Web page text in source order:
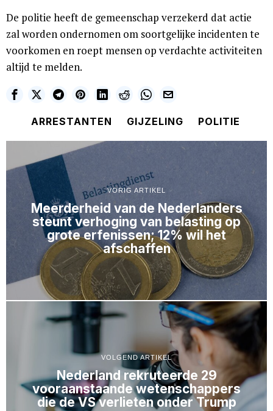
De politie heeft de gemeenschap verzekerd dat actie
zal worden ondernomen om soortgelijke incidenten te
voorkomen en roept mensen op verdachte activiteiten
altijd te melden.
ARRESTANTEN GIJZELING POLITIE
VORIG ARTIKEL
Meerderheid van de Nederlanders
steunt verhoging van belasting op
grote erfenissen; 12% wil het
afschaffen
VOLGEND ARTIKEL
Nederland rekruteerde 29
vooraanstaande wetenschappers
die de VS verlieten onder Trump